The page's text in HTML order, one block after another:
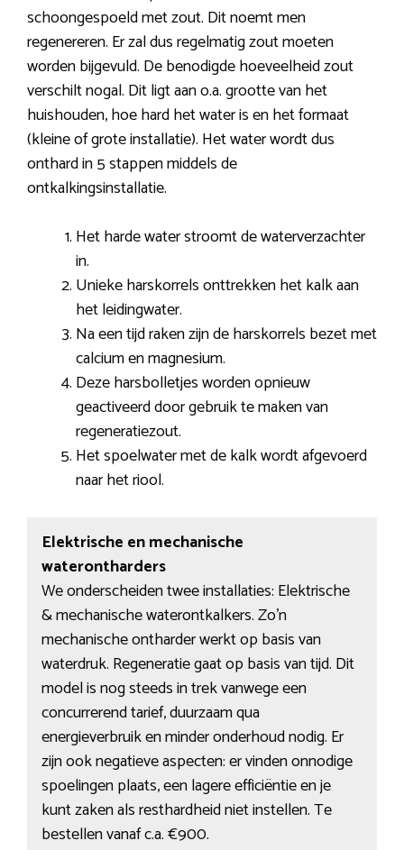
schoongespoeld met zout. Dit noemt men
regenereren. Er zal dus regelmatig zout moeten
worden bijgevuld. De benodigde hoeveelheid zout
verschilt nogal. Dit ligt aan o.a. grootte van het
huishouden, hoe hard het water is en het formaat
(kleine of grote installatie). Het water wordt dus
onthard in 5 stappen middels de
ontkalkingsinstallatie.
Het harde water stroomt de waterverzachter
in.
Unieke harskorrels onttrekken het kalk aan
het leidingwater.
Na een tijd raken zijn de harskorrels bezet met
calcium en magnesium.
Deze harsbolletjes worden opnieuw
geactiveerd door gebruik te maken van
regeneratiezout.
Het spoelwater met de kalk wordt afgevoerd
naar het riool.
Elektrische en mechanische
waterontharders
We onderscheiden twee installaties: Elektrische
& mechanische waterontkalkers. Zo’n
mechanische ontharder werkt op basis van
waterdruk. Regeneratie gaat op basis van tijd. Dit
model is nog steeds in trek vanwege een
concurrerend tarief, duurzaam qua
energieverbruik en minder onderhoud nodig. Er
zijn ook negatieve aspecten: er vinden onnodige
spoelingen plaats, een lagere efficiëntie en je
kunt zaken als resthardheid niet instellen. Te
bestellen vanaf c.a. €900.